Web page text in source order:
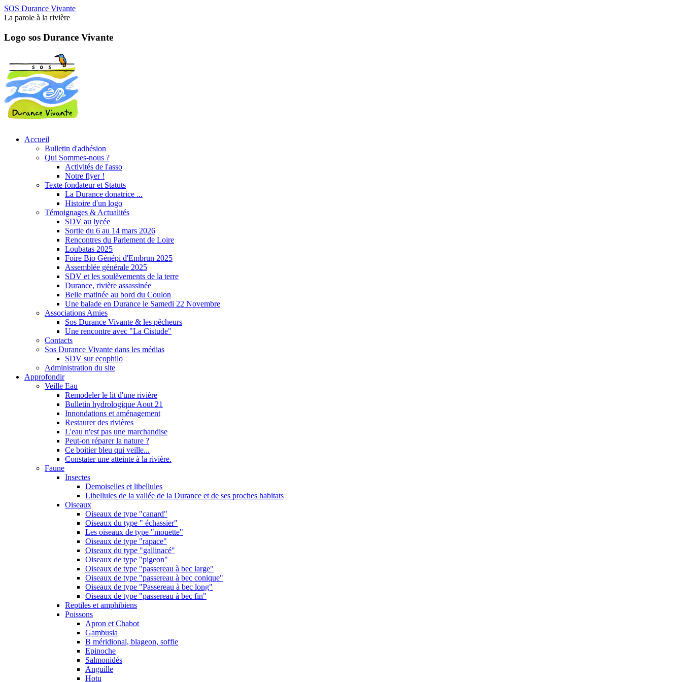
SOS Durance Vivante
La parole à la rivière
Logo sos Durance Vivante
Accueil
Bulletin d'adhésion
Qui Sommes-nous ?
Activités de l'asso
Notre flyer !
Texte fondateur et Statuts
La Durance donatrice ...
Histoire d'un logo
Témoignages & Actualités
SDV au lycée
Sortie du 6 au 14 mars 2026
Rencontres du Parlement de Loire
Loubatas 2025
Foire Bio Génépi d'Embrun 2025
Assemblée générale 2025
SDV et les soulèvements de la terre
Durance, rivière assassinée
Belle matinée au bord du Coulon
Une balade en Durance le Samedi 22 Novembre
Associations Amies
Sos Durance Vivante & les pêcheurs
Une rencontre avec "La Cistude"
Contacts
Sos Durance Vivante dans les médias
SDV sur ecophilo
Administration du site
Approfondir
Veille Eau
Remodeler le lit d'une rivière
Bulletin hydrologique Aout 21
Innondations et aménagement
Restaurer des rivières
L'eau n'est pas une marchandise
Peut-on réparer la nature ?
Ce boitier bleu qui veille...
Constater une atteinte à la rivière.
Faune
Insectes
Demoiselles et libellules
Libellules de la vallée de la Durance et de ses proches habitats
Oiseaux
Oiseaux de type "canard"
Oiseaux du type " échassier"
Les oiseaux de type "mouette"
Oiseaux de type "rapace"
Oiseaux du type "gallinacé"
Oiseaux de type "pigeon"
Oiseaux de type "passereau à bec large"
Oiseaux de type "passereau à bec conique"
Oiseaux de type "Passereau à bec long"
Oiseaux de type "passereau à bec fin"
Reptiles et amphibiens
Poissons
Apron et Chabot
Gambusia
B méridional, blageon, soffie
Epinoche
Salmonidés
Anguille
Hotu